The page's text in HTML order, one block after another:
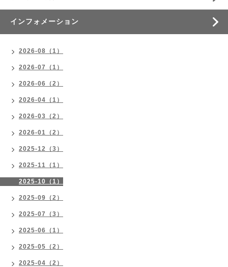
インフォメーション
2026-08（1）
2026-07（1）
2026-06（2）
2026-04（1）
2026-03（2）
2026-01（2）
2025-12（3）
2025-11（1）
2025-10（1）
2025-09（2）
2025-07（3）
2025-06（1）
2025-05（2）
2025-04（2）